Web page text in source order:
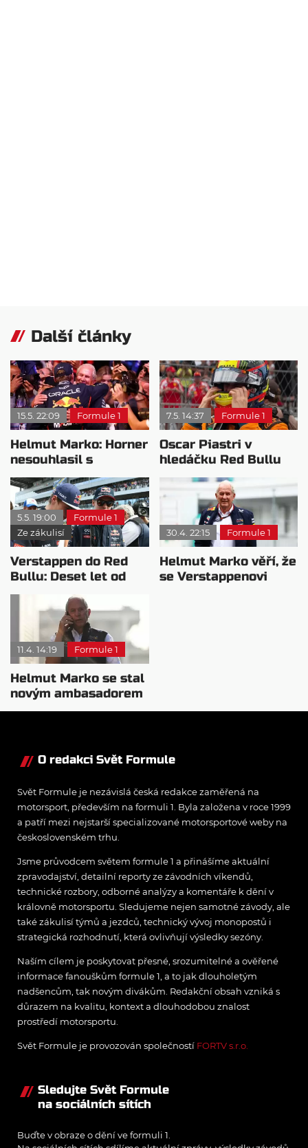
Další články
15.5. 22:09 Formule 1
Helmut Marko: Horner
nesouhlasil s
povýšením Maxe
Verstappena
7.5. 14:37 Formule 1
Oscar Piastri v
hledáčku Red Bullu
pro sezónu 2027
5.5. 19:00
Formule 1
Ze zákulisí
Verstappen do Red
Bullu: Deset let od
přelomového
přestupu
30.4. 22:15 Formule 1
Helmut Marko věří, že
se Verstappenovi
11.4. 14:19 Formule 1
Helmut Marko se stal
novým ambasadorem
okruhu Red Bull Ring
O redakci Svět Formule
Svět Formule je nezávislá česká redakce zaměřená na
motorsport, především na formuli 1. Byla založena v roce 1999
a patří mezi nejstarší specializované motorsportové weby na
československém trhu.
Jsme průvodcem světem formule 1 a přinášíme aktuální
zpravodajství, detailní reporty ze závodních víkendů,
technické rozbory, odborné analýzy a komentáře k dění v
královně motorsportu. Sledujeme nejen samotné závody, ale
také zákulisí týmů a jezdců, technický vývoj monopostů i
strategická rozhodnutí, která ovlivňují výsledky sezóny.
Naším cílem je poskytovat přesné, srozumitelné a ověřené
informace fanouškům formule 1, a to jak dlouholetým
nadšencům, tak novým divákům. Redakční obsah vzniká s
důrazem na kvalitu, kontext a dlouhodobou znalost
prostředí motorsportu.
Svět Formule je provozován společností FORTV s.r.o.
Sledujte Svět Formule
na sociálních sítích
Buďte v obraze o dění ve formuli 1.